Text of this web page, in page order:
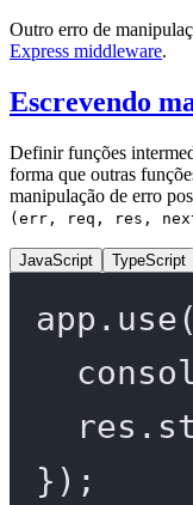
Outro erro de
Express middleware.
Escrevendo
Definir funções
forma que outras
manipulação de erro
(err, req, res,
JavaScript TypeScript
app. use
res.
});